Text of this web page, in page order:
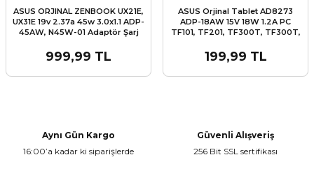
ASUS ORJINAL ZENBOOK UX21E,
UX31E 19v 2.37a 45w 3.0x1.1 ADP-
45AW, N45W-01 Adaptör Şarj
999,99 TL
ASUS Orjinal Tablet AD8273
ADP-18AW 15V 18W 1.2A PC
TF101, TF201, TF300T, TF300T,
Adaptör Şarj Cihazı
199,99 TL
Aynı Gün Kargo
16:00’a kadar ki siparişlerde
Güvenli Alışveriş
256 Bit SSL sertifikası